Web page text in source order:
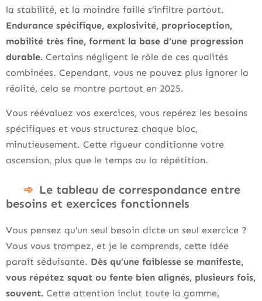
la stabilité, et la moindre faille s’infiltre partout.
Endurance spécifique, explosivité, proprioception,
mobilité très fine, forment la base d’une progression
durable. Certains négligent le rôle de ces qualités
combinées. Cependant, vous ne pouvez plus ignorer la
réalité, cela se montre partout en 2025.
Vous réévaluez vos exercices, vous repérez les besoins
spécifiques et vous structurez chaque bloc,
minutieusement. Cette rigueur conditionne votre
ascension, plus que le temps ou la répétition.
Le tableau de correspondance entre
besoins et exercices fonctionnels
Vous pensez qu’un seul besoin dicte un seul exercice ?
Vous vous trompez, et je le comprends, cette idée
paraît séduisante. Dès qu’une faiblesse se manifeste,
vous répétez squat ou fente bien alignés, plusieurs fois,
souvent. Cette attention inclut toute la gamme,